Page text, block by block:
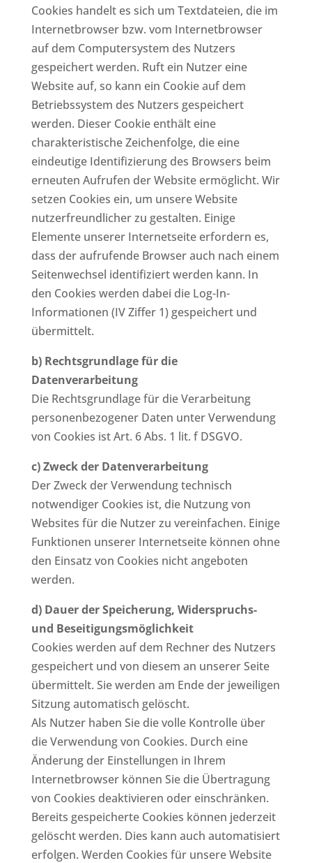
Cookies handelt es sich um Textdateien, die im
Internetbrowser bzw. vom Internetbrowser
auf dem Computersystem des Nutzers
gespeichert werden. Ruft ein Nutzer eine
Website auf, so kann ein Cookie auf dem
Betriebssystem des Nutzers gespeichert
werden. Dieser Cookie enthält eine
charakteristische Zeichenfolge, die eine
eindeutige Identifizierung des Browsers beim
erneuten Aufrufen der Website ermöglicht. Wir
setzen Cookies ein, um unsere Website
nutzerfreundlicher zu gestalten. Einige
Elemente unserer Internetseite erfordern es,
dass der aufrufende Browser auch nach einem
Seitenwechsel identifiziert werden kann. In
den Cookies werden dabei die Log-In-
Informationen (IV Ziffer 1) gespeichert und
übermittelt.
b) Rechtsgrundlage für die
Datenverarbeitung
Die Rechtsgrundlage für die Verarbeitung
personenbezogener Daten unter Verwendung
von Cookies ist Art. 6 Abs. 1 lit. f DSGVO.
c) Zweck der Datenverarbeitung
Der Zweck der Verwendung technisch
notwendiger Cookies ist, die Nutzung von
Websites für die Nutzer zu vereinfachen. Einige
Funktionen unserer Internetseite können ohne
den Einsatz von Cookies nicht angeboten
werden.
d) Dauer der Speicherung, Widerspruchs-
und Beseitigungsmöglichkeit
Cookies werden auf dem Rechner des Nutzers
gespeichert und von diesem an unserer Seite
übermittelt. Sie werden am Ende der jeweiligen
Sitzung automatisch gelöscht.
Als Nutzer haben Sie die volle Kontrolle über
die Verwendung von Cookies. Durch eine
Änderung der Einstellungen in Ihrem
Internetbrowser können Sie die Übertragung
von Cookies deaktivieren oder einschränken.
Bereits gespeicherte Cookies können jederzeit
gelöscht werden. Dies kann auch automatisiert
erfolgen. Werden Cookies für unsere Website